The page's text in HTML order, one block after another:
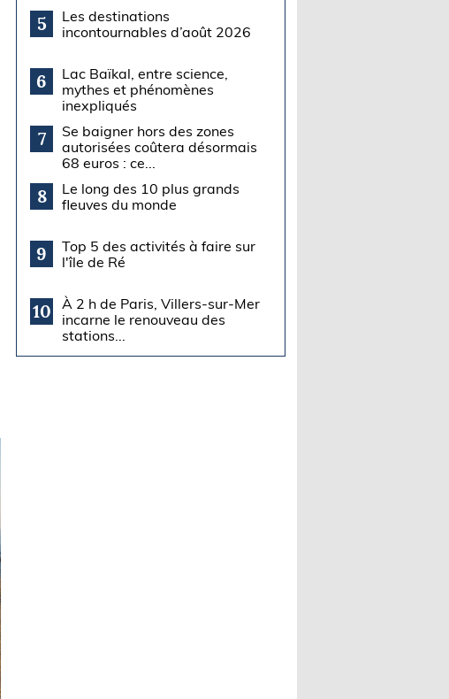
5
Les destinations
incontournables d’août 2026
6
Lac Baïkal, entre science,
mythes et phénomènes
inexpliqués
7
Se baigner hors des zones
autorisées coûtera désormais
68 euros : ce...
8
Le long des 10 plus grands
fleuves du monde
9
Top 5 des activités à faire sur
l'île de Ré
10
À 2 h de Paris, Villers-sur-Mer
incarne le renouveau des
stations...